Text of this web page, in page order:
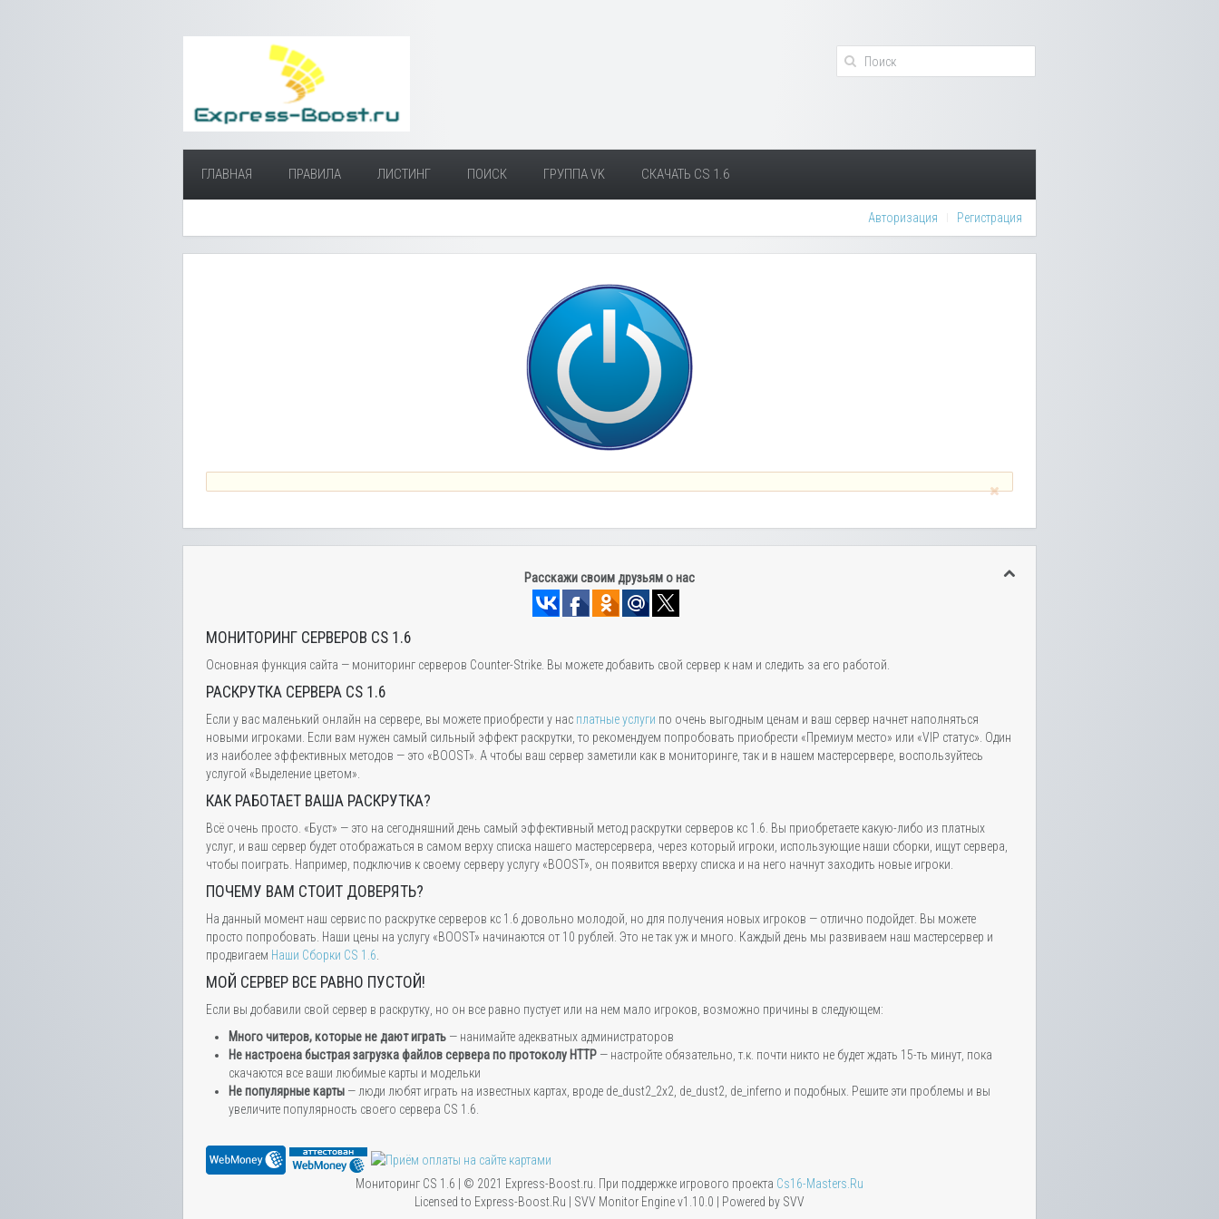
ГЛАВНАЯ ПРАВИЛА ЛИСТИНГ ПОИСК ГРУППА VK СКАЧАТЬ CS 1.6
Авторизация Регистрация
Расскажи своим друзьям о нас
МОНИТОРИНГ СЕРВЕРОВ CS 1.6
Основная функция сайта — мониторинг серверов Counter-Strike. Вы можете добавить свой сервер к нам и следить за его работой.
РАСКРУТКА СЕРВЕРА CS 1.6
Если у вас маленький онлайн на сервере, вы можете приобрести у нас платные услуги по очень выгодным ценам и ваш сервер начнет наполняться
новыми игроками. Если вам нужен самый сильный эффект раскрутки, то рекомендуем попробовать приобрести «Премиум место» или «VIP статус». Один
из наиболее эффективных методов — это «BOOST». А чтобы ваш сервер заметили как в мониторинге, так и в нашем мастерсервере, воспользуйтесь
услугой «Выделение цветом».
КАК РАБОТАЕТ ВАША РАСКРУТКА?
Всё очень просто. «Буст» — это на сегодняшний день самый эффективный метод раскрутки серверов кс 1.6. Вы приобретаете какую-либо из платных
услуг, и ваш сервер будет отображаться в самом верху списка нашего мастерсервера, через который игроки, использующие наши сборки, ищут сервера,
чтобы поиграть. Например, подключив к своему серверу услугу «BOOST», он появится вверху списка и на него начнут заходить новые игроки.
ПОЧЕМУ ВАМ СТОИТ ДОВЕРЯТЬ?
На данный момент наш сервис по раскрутке серверов кс 1.6 довольно молодой, но для получения новых игроков — отлично подойдет. Вы можете
просто попробовать. Наши цены на услугу «BOOST» начинаются от 10 рублей. Это не так уж и много. Каждый день мы развиваем наш мастерсервер и
продвигаем Наши Сборки CS 1.6
МОЙ СЕРВЕР ВСЕ РАВНО ПУСТОЙ!
Если вы добавили свой сервер в раскрутку, но он все равно пустует или на нем мало игроков, возможно причины в следующем:
Много читеров, которые не дают играть — нанимайте адекватных администраторов
Не настроена быстрая загрузка файлов сервера по протоколу HTTP — настройте обязательно, т.к. почти никто не будет ждать 15-ть минут, пока
скачаются все ваши любимые карты и модельки
Не популярные карты — люди любят играть на известных картах, вроде de_dust2_2x2, de_dust2, de_inferno и подобных. Решите эти проблемы и вы
увеличите популярность своего сервера CS 1.6.
Мониторинг CS 1.6 | © 2021 Express-Boost.ru. При поддержке игрового проекта Сs16-Masters.Ru
Licensed to Express-Boost.Ru | SVV Monitor Engine v1.10.0 | Powered by SVV